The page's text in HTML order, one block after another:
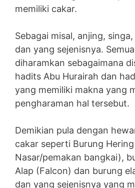
memiliki cakar.
Sebagai misal, anjing,
dan yang sejenisnya.
diharamkan sebagaimana
hadits Abu Hurairah dan
yang memiliki makna yang
pengharaman hal tersebut.
Demikian pula dengan
cakar seperti Burung
Nasar/pemakan bangkai),
Alap (Falcon) dan burung
dan yang sejenisnya yang